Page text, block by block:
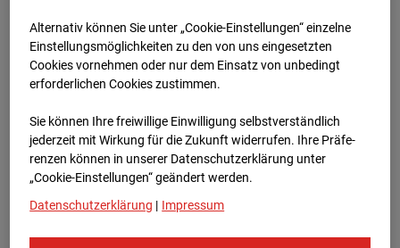
Alternativ können Sie unter „Cookie-Einstellungen“ einzelne
Einstellungsmöglichkeiten zu den von uns eingesetzten
Cookies vornehmen oder nur dem Einsatz von unbedingt
erforderlichen Cookies zustimmen.
Sie können Ihre freiwillige Einwilligung selbstverständlich
jederzeit mit Wirkung für die Zukunft widerrufen. Ihre Prä­fe­
renzen können in unserer Datenschutzerklärung unter
„Cookie-Einstellungen“ geändert werden.
Datenschutzerklärung | Impressum